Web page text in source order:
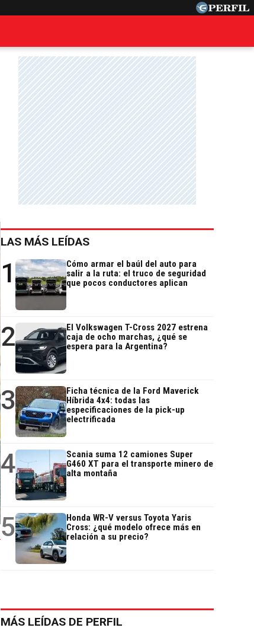
LAS MÁS LEÍDAS
1
Cómo armar el baúl del auto para
salir a la ruta: el truco de seguridad
que pocos conductores aplican
2
El Volkswagen T-Cross 2027 estrena
caja de ocho marchas, ¿qué se
espera para la Argentina?
3
Ficha técnica de la Ford Maverick
Híbrida 4x4: todas las
especificaciones de la pick-up
electrificada
4
Scania suma 12 camiones Super
G460 XT para el transporte minero de
alta montaña
5
Honda WR-V versus Toyota Yaris
Cross: ¿qué modelo ofrece más en
relación a su precio?
MÁS LEÍDAS DE PERFIL